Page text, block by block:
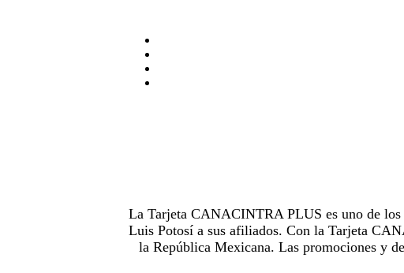
La Tarjeta CANACINTRA PLUS es uno de los
Luis Potosí a sus afiliados. Con la Tarjeta
la República Mexicana. Las promociones y